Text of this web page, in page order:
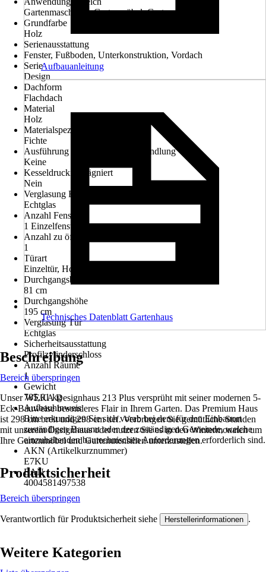
Gartenmaschinen, Gartenmöbel, Gartenwerkzeug
Grundfarbe
Holz
Serienausstattung
Fenster, Fußboden, Unterkonstruktion, Vordach
Serie
Design
Dachform
Flachdach
Material
Holz
Materialspezifizierung
Fichte
Ausführung der Oberflächenbehandlung
Keine
Kesseldruckimprägniert
Nein
Verglasung Fenster
Echtglas
Anzahl Fenster
1 Einzelfenster
Anzahl zu öffnender Fenster
1
Türart
Einzeltür, Hohe Durchgangstür (ab 190 cm)
Durchgangsbreite
81 cm
Durchgangshöhe
195 cm
Verglasung Tür
Echtglas
Sicherheitsausstattung
Profilzylinderschloss
Anzahl Räume
1
Gewicht
785,01 kg
Aufbauhinweis
Bitte erkundigen Sie sich vorab bei dem für den Einbauort
zuständigen Bauamt oder der zuständigen Gemeinde, welche
einzuhaltenden bautechnischen Anforderungen erforderlich sind.
AKN (Artikelkurznummer)
E7KU
EAN
4004581497538
Aufbauanleitung
Technisches Datenblatt Gartenhaus
Beschreibung
Bereich überspringen
Unser WEKA Designhaus 213 Plus versprüht mit seiner modernen 5-
Eck-Bauweise besonderes Flair in Ihrem Garten. Das Premium Haus
ist 298 cm breit und 298 cm tief. Verbringen Sie gemütliche Stunden
mit unserem Designhaus oder nutzen Sie es in den Wintermonaten um
Ihre Gartenmöbel und Gartenutensilien unterzustellen.
Produktsicherheit
Bereich überspringen
Verantwortlich für Produktsicherheit siehe Herstellerinformationen .
Weitere Kategorien